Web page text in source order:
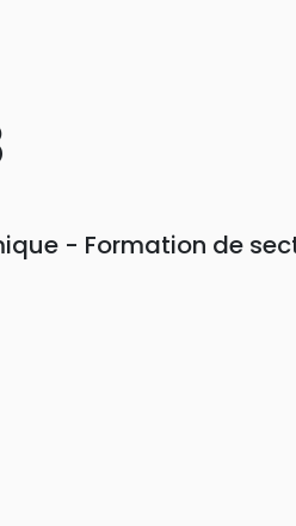
- Formation de